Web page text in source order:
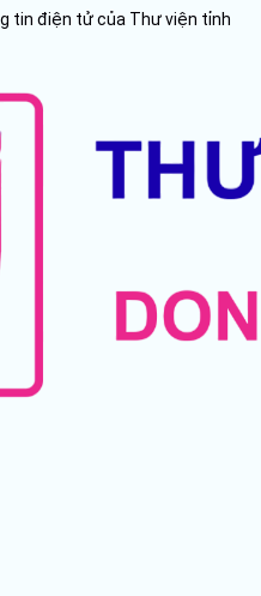
tin điện tử của Thư viện tỉnh